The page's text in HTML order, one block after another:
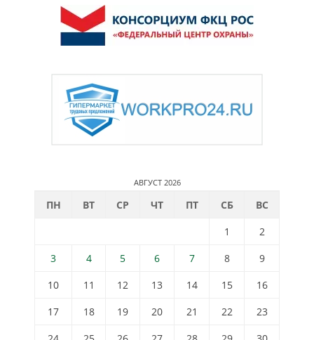
АВГУСТ 2026
ПН ВТ СР ЧТ ПТ СБ
ВС
1
2
3
4 5 6 7 8
9
10
11 12 13 14 15
16
17
18 19 20 21 22
23